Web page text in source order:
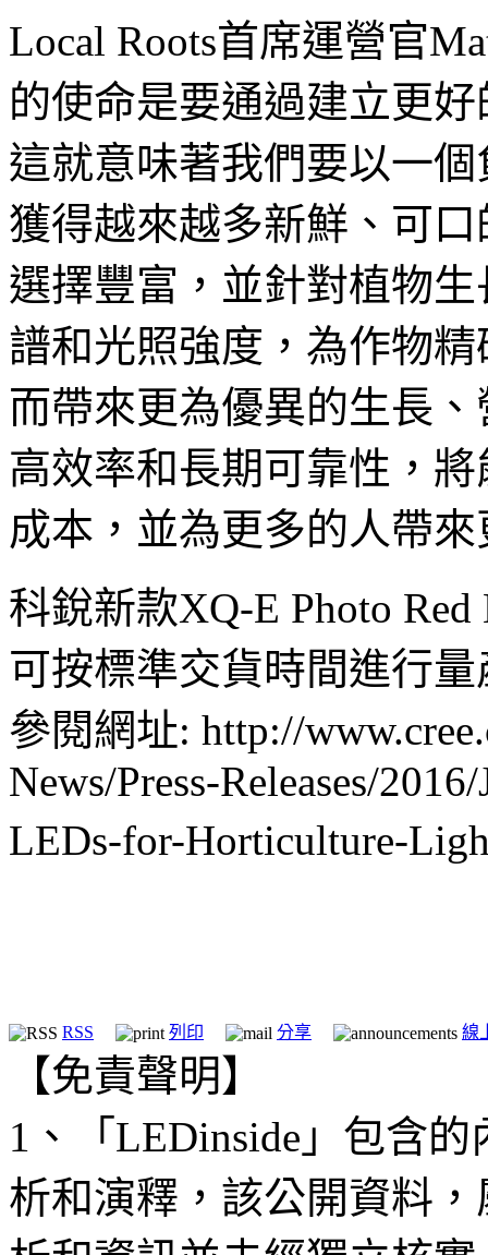
Local Roots首席運營官
的使命是要通過建立更
這就意味著我們要以一
獲得越來越多新鮮、可
選擇豐富，並針對植物
譜和光照強度，為作物
而帶來更為優異的生長
高效率和長期可靠性，
成本，並為更多的人帶
科銳新款XQ-E Photo
可按標準交貨時間進行
參閱網址: http://
News/Press-Releases/
LEDs-for-Horticulture-
RSS 列印 分享 線
【免責聲明】
1、「LEDinside」包含
析和演釋，該公開資料